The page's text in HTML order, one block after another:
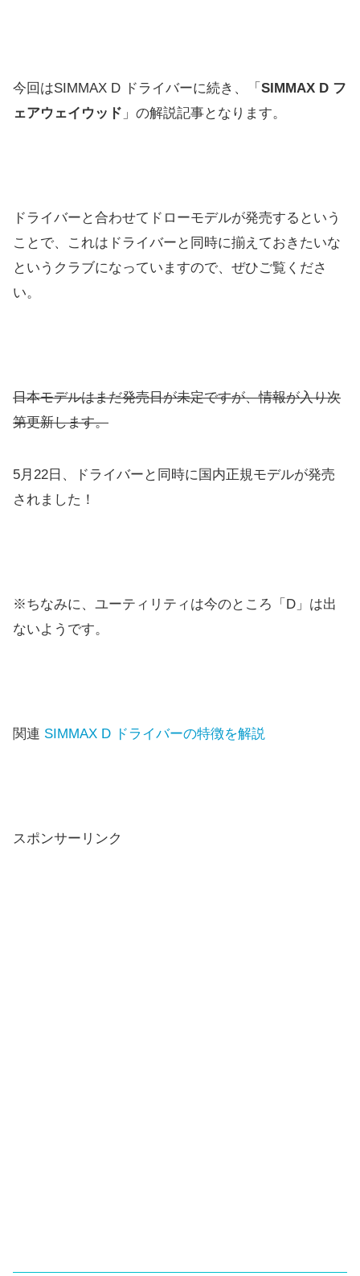
今回はSIMMAX D ドライバーに続き、「 SIMMAX D フ
ェアウェイウッド 」の解説記事となります。
ドライバーと合わせてドローモデルが発売するという
ことで、これはドライバーと同時に揃えておきたいな
というクラブになっていますので、ぜひご覧くださ
い。
日本モデルはまだ発売日が未定ですが、情報が入り次
第更新します。
5月22日、ドライバーと同時に国内正規モデルが発売
されました！
※ちなみに、ユーティリティは今のところ「D」は出
ないようです。
関連 SIMMAX D ドライバーの特徴を解説
スポンサーリンク